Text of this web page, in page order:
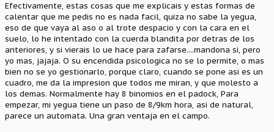
Efectivamente, estas cosas que me explicais y estas formas de
calentar que me pedis no es nada facil, quiza no sabe la yegua,
eso de que vaya al aso o al trote despacio y con la cara en el
suelo, lo he intentado con la cuerda blandita por detras de los
anteriores, y si vierais lo ue hace para zafarse....mandona si, pero
yo mas, jajaja. O su encendida psicologica no se lo permite, o mas
bien no se yo gestionarlo, porque claro, cuando se pone asi es un
cuadro, me da la impresion que todos me miran, y que molesto a
los demas. Normalmente hay 8 binomios en el padock, Para
empezar, mi yegua tiene un paso de 8/9km hora, asi de natural,
parece un automata. Una gran ventaja en el campo.